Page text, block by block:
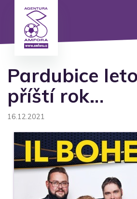
Pardubice
příští rok…
16.12.2021